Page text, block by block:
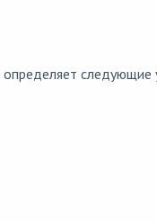
определяет следующие